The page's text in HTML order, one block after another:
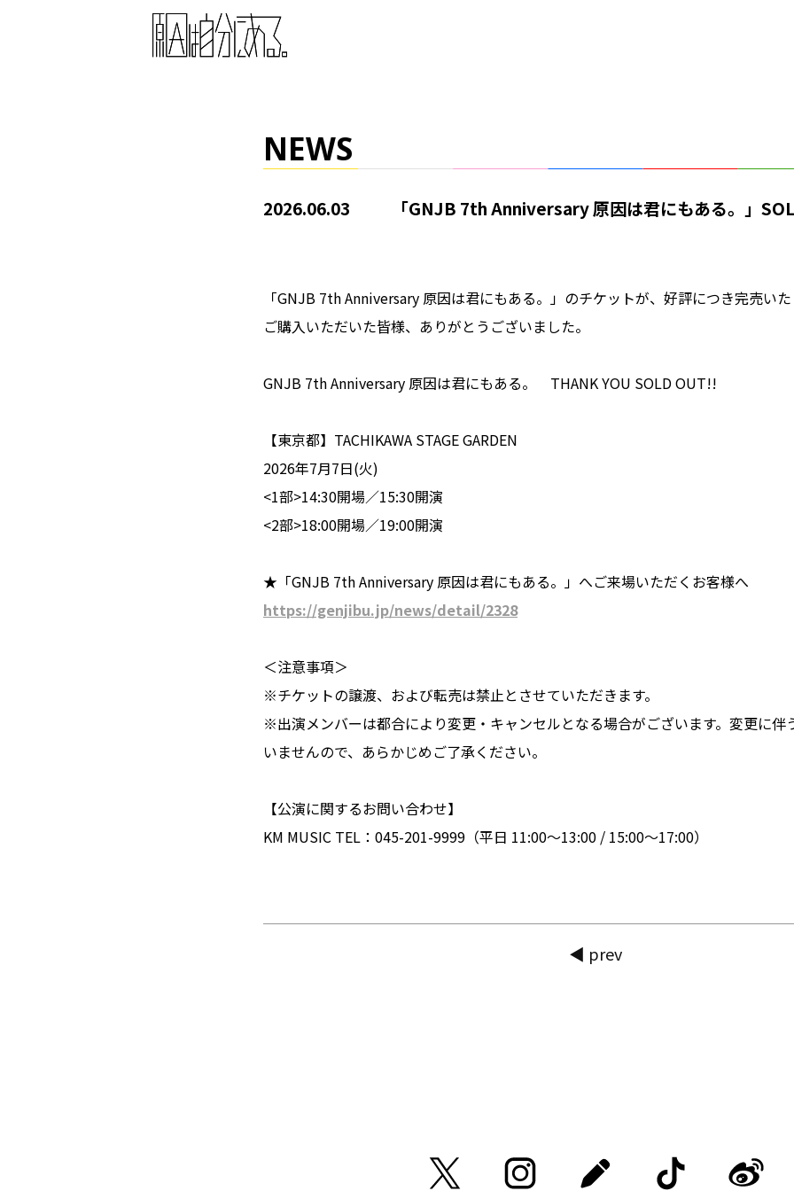
NEWS
2026.06.03 「GNJB 7th Anniversary 原因は君にもある。」
「GNJB 7th Anniversary 原因は君にもある。」のチケットが、好評につき完売いた
ご購入いただいた皆様、ありがとうございました。
GNJB 7th Anniversary 原因は君にもある。 THANK YOU SOLD OUT!!
【東京都】TACHIKAWA STAGE GARDEN
2026年7月7日(火)
<1部>14:30開場／15:30開演
<2部>18:00開場／19:00開演
★「GNJB 7th Anniversary 原因は君にもある。」へご来場いただくお客様へ
https://genjibu.jp/news/detail/2328
＜注意事項＞
※チケットの譲渡、および転売は禁止とさせていただきます。
※出演メンバーは都合により変更・キャンセルとなる場合がございます。変更に伴
いませんので、あらかじめご了承ください。
【公演に関するお問い合わせ】
KM MUSIC TEL：045-201-9999（平日 11:00〜13:00 / 15:00〜17:00）
◀ prev